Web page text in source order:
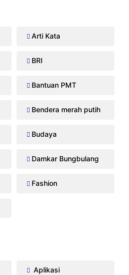
Arti Kata
BRI
Bantuan PMT
Bendera merah putih
Budaya
Damkar Bungbulang
Fashion
Aplikasi